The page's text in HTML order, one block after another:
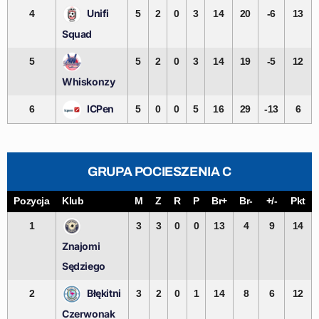
4
Unifi
Squad
5 2 0 3 14 20 -6 13
5
Whiskonzy
5 2 0 3 14 19 -5 12
6 ICPen 5 0 0 5 16 29 -13 6
GRUPA POCIESZENIA C
Pozycja Klub M Z R P Br+ Br- +/- Pkt
1
Znajomi
Sędziego
3 3 0 0 13 4 9 14
2
Błękitni
Czerwonak
3 2 0 1 14 8 6 12